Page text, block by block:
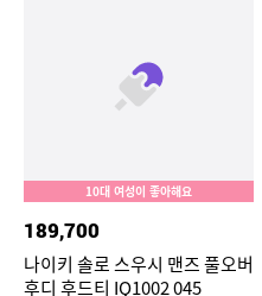
10대 여성이 좋아해요
189,700
나이키 솔로 스우시 맨즈 풀오버
후디 후드티 IQ1002 045